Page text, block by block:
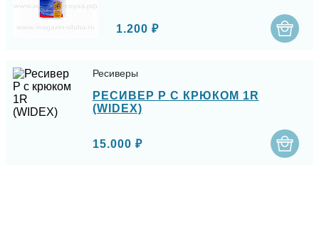
1.200 ₽
Ресиверы
РЕСИВЕР P С КРЮКОМ 1R
(WIDEX)
15.000 ₽